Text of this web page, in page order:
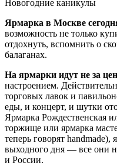
Новогодние каникулы
Ярмарка в Москве
возможность не только
отдохнуть, вспомнить о
балаганах.
На ярмарки идут не за
настроением.
торговых лавок и
еды, и концерт, и шутки
Ярмарка Рождественская
торжище или ярмарка
теперь говорят handmade),
выходного дня — все они
и России.